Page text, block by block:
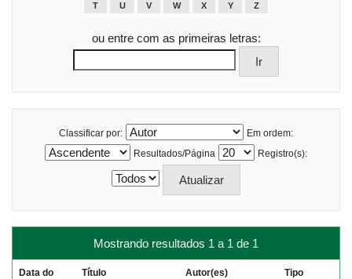
T
U V W X Y Z
ou entre com as primeiras letras:
Classificar por:
Em ordem:
Resultados/Página
Registro(s):
Mostrando resultados 1 a 1 de 1
Data do
Título Autor(es) Tipo